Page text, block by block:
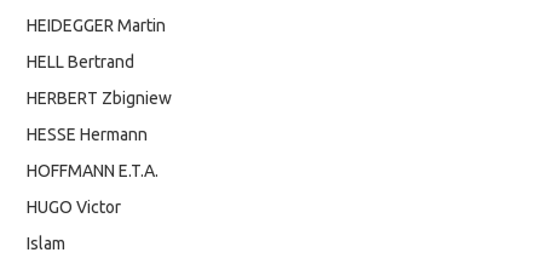
HEIDEGGER Martin
HELL Bertrand
HERBERT Zbigniew
HESSE Hermann
HOFFMANN E.T.A.
HUGO Victor
Islam